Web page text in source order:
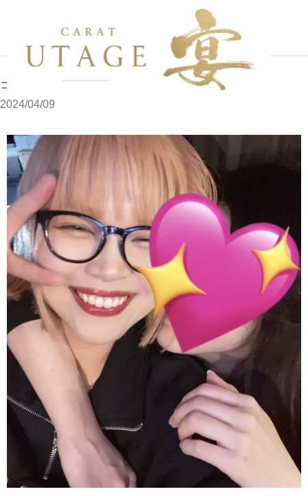
ホーム 写メブログ ココです
ココです
2024/04/09